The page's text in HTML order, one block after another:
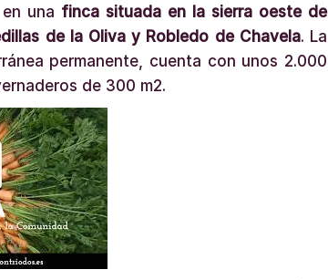
una finca situada en la sierra oeste de
de la Oliva y Robledo de Chavela. La
permanente, cuenta con unos 2.000
de 300 m2.